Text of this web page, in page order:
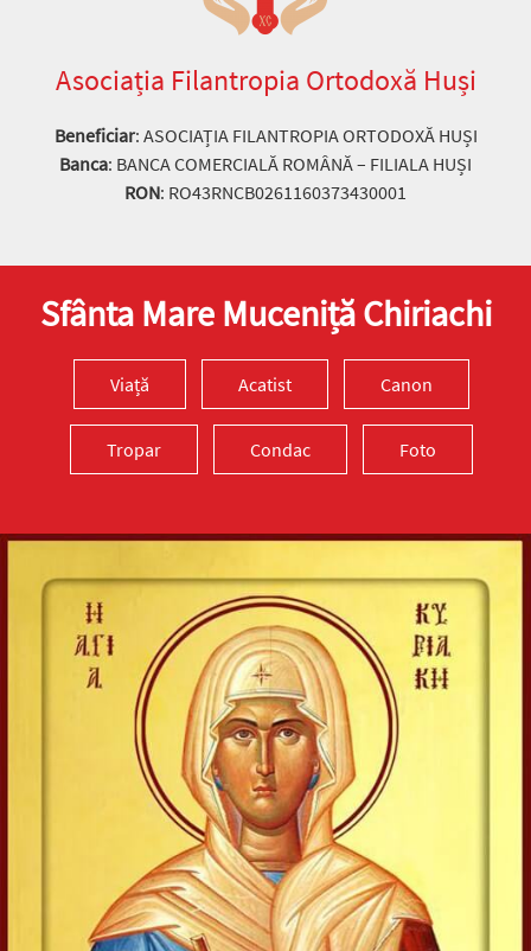
Asociația Filantropia Ortodoxă Huși
Beneficiar: ASOCIAȚIA FILANTROPIA ORTODOXĂ HUȘI
Banca: BANCA COMERCIALĂ ROMÂNĂ – FILIALA HUȘI
RON: RO43RNCB0261160373430001
Sfânta Mare Muceniță Chiriachi
Viață Acatist Canon
Tropar Condac Foto